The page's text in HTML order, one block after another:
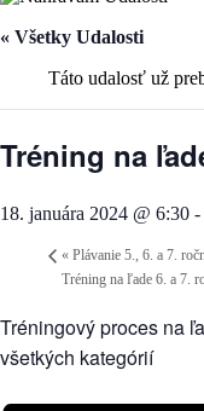
« Všetky Udalosti
Táto udalosť už
Tréning na
18. januára 2024 @ 6:30 -
« Plávanie 5., 6. a 7.
Tréning na ľade 6. a 7.
Tréningový proces na
všetkých kategórií